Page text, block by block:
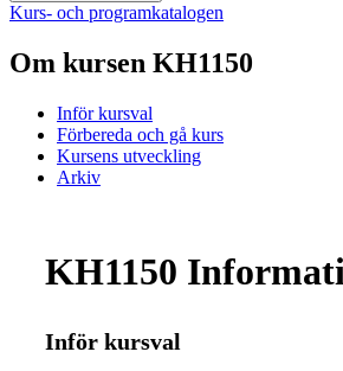
Kurs- och programkatalogen
Om kursen KH1150
Inför kursval
Förbereda och gå kurs
Kursens utveckling
Arkiv
KH1150
Inför kursval